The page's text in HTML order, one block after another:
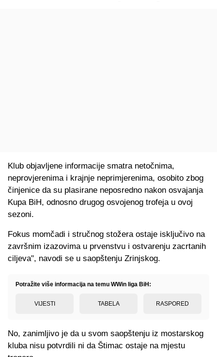
Klub objavljene informacije smatra netočnima,
neprovjerenima i krajnje neprimjerenima, osobito zbog
činjenice da su plasirane neposredno nakon osvajanja
Kupa BiH, odnosno drugog osvojenog trofeja u ovoj
sezoni.
Fokus momčadi i stručnog stožera ostaje isključivo na
završnim izazovima u prvenstvu i ostvarenju zacrtanih
ciljeva", navodi se u saopštenju Zrinjskog.
Potražite više informacija na temu WWin liga BiH:
VIJESTI TABELA RASPORED
No, zanimljivo je da u svom saopštenju iz mostarskog
kluba nisu potvrdili ni da Štimac ostaje na mjestu